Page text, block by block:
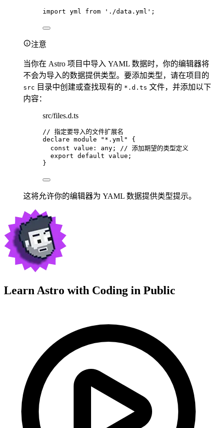
import yml from ' ./data.yml ' ;
注意
当你在 Astro 项目中导入 YAML 数据时，你的编辑器将
不会为导入的数据提供类型。要添加类型，请在项目的
src 目录中创建或查找现有的 *.d.ts 文件，并添加以下
内容：
src/files.d.ts
// 指定要导入的文件扩展名
declare module " *.yml "
{
const value : any ; // 添加期望的类型定义
export default value;
}
这将允许你的编辑器为 YAML 数据提供类型提示。
Learn Astro with Coding in Public